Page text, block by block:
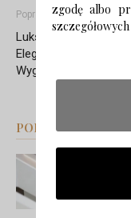
Poprzedni artykuł
Luksusowa Sypialnia.
Elegancja,
Wygoda
PODOBNE
zgodę albo